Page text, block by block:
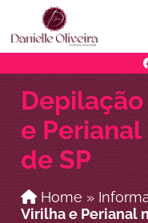
e
de SP
Home »
Virilha e Perianal